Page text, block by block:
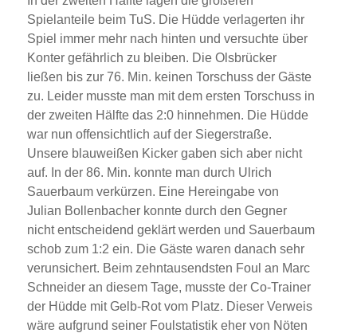
Spielanteile beim TuS. Die Hüdde verlagerten ihr
Spiel immer mehr nach hinten und versuchte über
Konter gefährlich zu bleiben. Die Olsbrücker
ließen bis zur 76. Min. keinen Torschuss der Gäste
zu. Leider musste man mit dem ersten Torschuss in
der zweiten Hälfte das 2:0 hinnehmen. Die Hüdde
war nun offensichtlich auf der Siegerstraße.
Unsere blauweißen Kicker gaben sich aber nicht
auf. In der 86. Min. konnte man durch Ulrich
Sauerbaum verkürzen. Eine Hereingabe von
Julian Bollenbacher konnte durch den Gegner
nicht entscheidend geklärt werden und Sauerbaum
schob zum 1:2 ein. Die Gäste waren danach sehr
verunsichert. Beim zehntausendsten Foul an Marc
Schneider an diesem Tage, musste der Co-Trainer
der Hüdde mit Gelb-Rot vom Platz. Dieser Verweis
wäre aufgrund seiner Foulstatistik eher von Nöten